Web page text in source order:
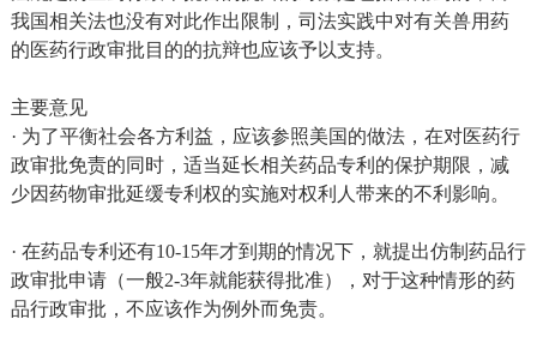
我国相关法也没有对此作出限制，司法实践中对有关兽用药
的医药行政审批目的的抗辩也应该予以支持。
主要意见
· 为了平衡社会各方利益，应该参照美国的做法，在对医药行
政审批免责的同时，适当延长相关药品专利的保护期限，减
少因药物审批延缓专利权的实施对权利人带来的不利影响。
· 在药品专利还有10-15年才到期的情况下，就提出仿制药品行
政审批申请（一般2-3年就能获得批准），对于这种情形的药
品行政审批，不应该作为例外而免责。